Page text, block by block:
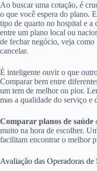
Ao buscar uma cotação, é
o que você espera do plano.
tipo de quarto no hospital e
entre um plano local ou
de fechar negócio, veja como
cancelar.
É inteligente ouvir o que
Comparar bem entre
um tem de melhor ou pior.
mas a qualidade do serviço e
Comparar planos de saúde
muito na hora de escolher.
facilitam encontrar o melhor
Avaliação das Operadoras de